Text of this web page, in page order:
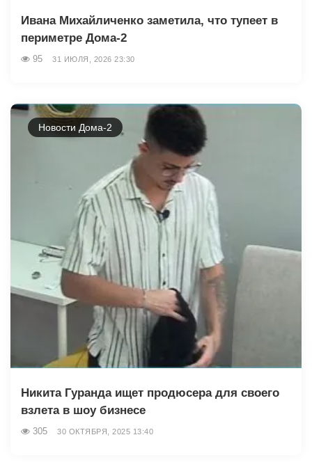
Ивана Михайличенко заметила, что тупеет в
периметре Дома-2
95 31 ИЮЛЯ, 2026 23:30
Новости Дома-2
Никита Гуранда ищет продюсера для своего
взлета в шоу бизнесе
305 30 ОКТЯБРЯ, 2025 13:40